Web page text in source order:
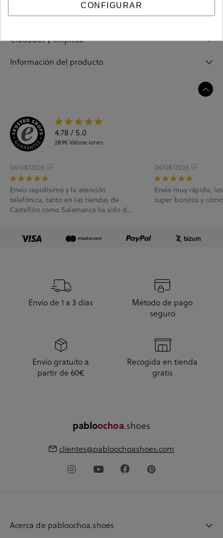
Guía de tallas
Ciudados y limpieza
Información del producto
4.78 / 5.0
2895Valoraciones
06/08/2026
Envío rapidísimo y la atención
telefónica, tanto en las tiendas de
Castellón como Salamanca ha sido de
06/08/2026
Envío muy rápido,
super bonitos y
Envío de 1 a 3 días
Método de pago
seguro
Envío gratuito a
partir de 60€
Recogida en tienda
gratis
pabloochoa.shoes
clientes@pabloochoashoes.com
Acerca de pabloochoa.shoes
CONFIGURAR